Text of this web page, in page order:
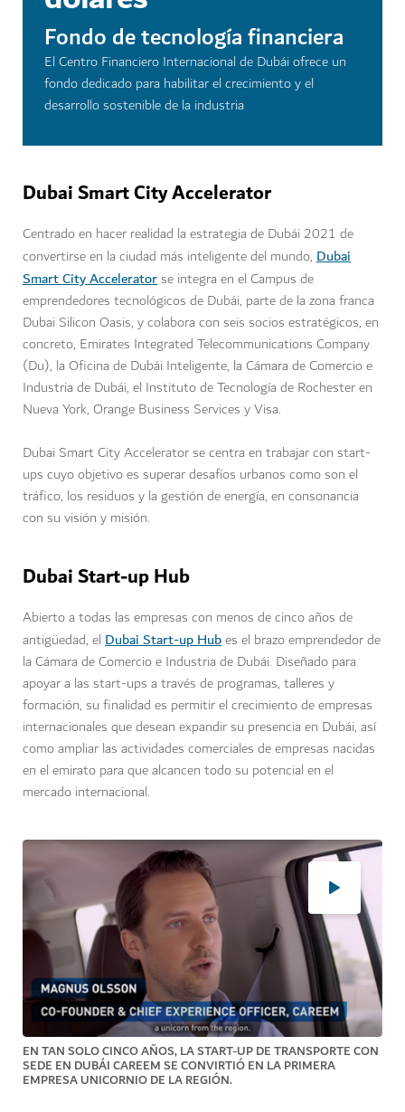
Fondo de tecnología financiera
El Centro Financiero Internacional de Dubái ofrece un
fondo dedicado para habilitar el crecimiento y el
desarrollo sostenible de la industria
Dubai Smart City Accelerator
Centrado en hacer realidad la estrategia de Dubái 2021 de
convertirse en la ciudad más inteligente del mundo, Dubai
Smart City Acceleratorse integra en el Campus de
emprendedores tecnológicos de Dubái, parte de la zona franca
Dubai Silicon Oasis, y colabora con seis socios estratégicos, en
concreto, Emirates Integrated Telecommunications Company
(Du), la Oficina de Dubái Inteligente, la Cámara de Comercio e
Industria de Dubái, el Instituto de Tecnología de Rochester en
Nueva York, Orange Business Services y Visa.
Dubai Smart City Accelerator se centra en trabajar con start-
ups cuyo objetivo es superar desafíos urbanos como son el
tráfico, los residuos y la gestión de energía, en consonancia
con su visión y misión.
Dubai Start-up Hub
Abierto a todas las empresas con menos de cinco años de
antigüedad, el Dubai Start-up Hubes el brazo emprendedor de
la Cámara de Comercio e Industria de Dubái. Diseñado para
apoyar a las start-ups a través de programas, talleres y
formación, su finalidad es permitir el crecimiento de empresas
internacionales que desean expandir su presencia en Dubái, así
como ampliar las actividades comerciales de empresas nacidas
en el emirato para que alcancen todo su potencial en el
mercado internacional.
EN TAN SOLO CINCO AÑOS, LA START-UP DE TRANSPORTE CON
SEDE EN DUBÁI CAREEM SE CONVIRTIÓ EN LA PRIMERA
EMPRESA UNICORNIO DE LA REGIÓN.